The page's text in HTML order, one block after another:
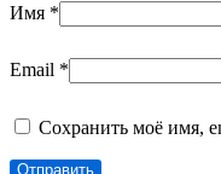
Имя *
Email *
Сохранить моё имя,